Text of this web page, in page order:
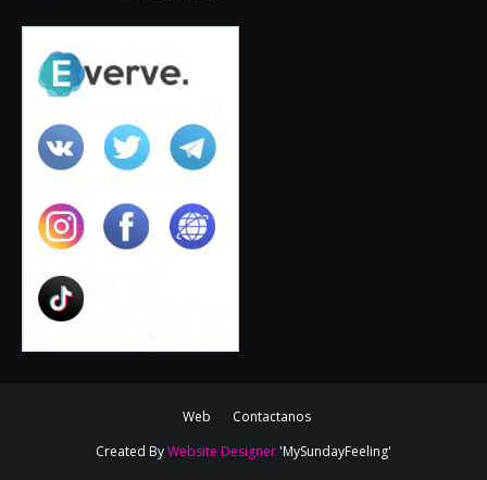
Web
Contactanos
Created ByWebsite Designer 'MySundayFeeling'